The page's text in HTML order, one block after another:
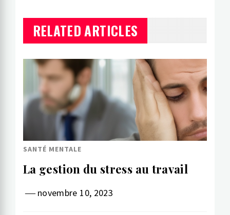
RELATED ARTICLES
SANTÉ MENTALE
La gestion du stress au travail
novembre 10, 2023